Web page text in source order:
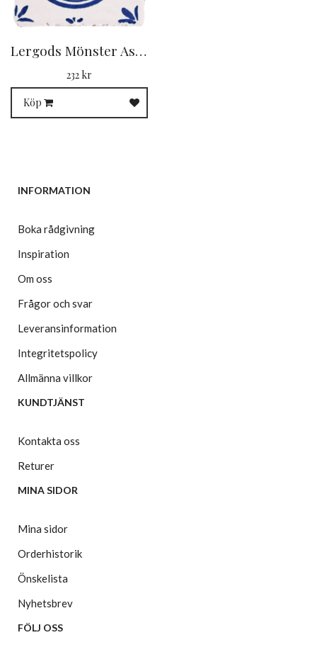
Lergods Mönster Aster Blå
232 kr
Köp
INFORMATION
Boka rådgivning
Inspiration
Om oss
Frågor och svar
Leveransinformation
Integritetspolicy
Allmänna villkor
KUNDTJÄNST
Kontakta oss
Returer
MINA SIDOR
Mina sidor
Orderhistorik
Önskelista
Nyhetsbrev
FÖLJ OSS